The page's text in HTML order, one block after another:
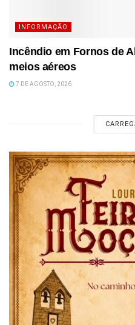
INFORMAÇÃO
Incêndio em Fornos de
meios aéreos
7 DE AGOSTO, 2026